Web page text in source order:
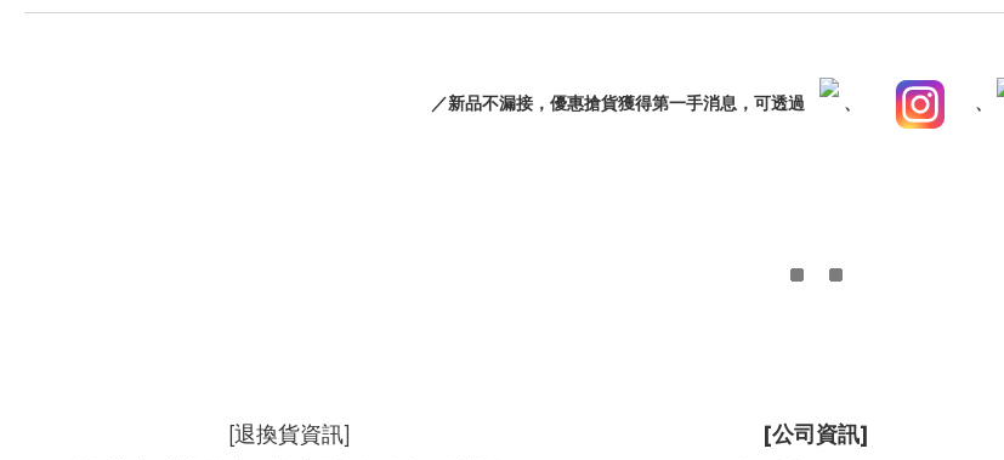
／新品不漏接，優惠搶貨獲得第一手消息，可透過 、 、
[退換貨資訊] [公司資訊]